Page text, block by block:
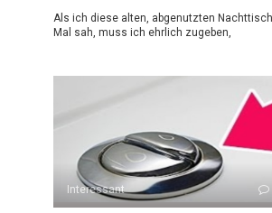
Als ich diese alten, abgenutzten
Mal sah, muss ich ehrlich zugeben,
Interessant